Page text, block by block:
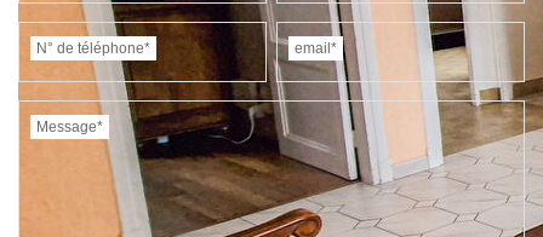
N° de téléphone* email*
Message*